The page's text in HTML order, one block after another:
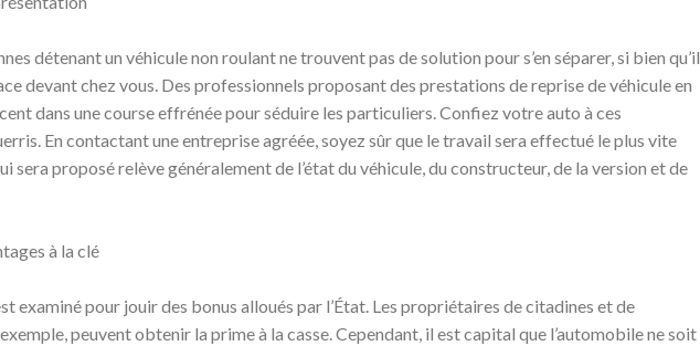
détenant un véhicule non roulant ne trouvent pas de solution pour s’en séparer, si bien qu’il
devant chez vous. Des professionnels proposant des prestations de reprise de véhicule en
dans une course effrénée pour séduire les particuliers. Confiez votre auto à ces
En contactant une entreprise agréée, soyez sûr que le travail sera effectué le plus vite
sera proposé relève généralement de l’état du véhicule, du constructeur, de la version et de
à la clé
examiné pour jouir des bonus alloués par l’État. Les propriétaires de citadines et de
peuvent obtenir la prime à la casse. Cependant, il est capital que l’automobile ne soit